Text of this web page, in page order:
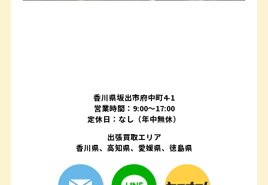
香川県坂出市府中町4-1
営業時間：9:00～17:00
定休日：なし（年中無休）
出張買取エリア
香川県、高知県、愛媛県、徳島県